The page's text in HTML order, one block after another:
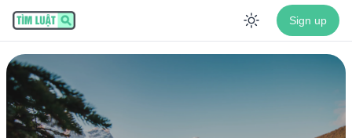
Enable
Sign up